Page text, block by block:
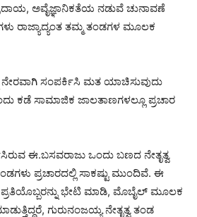
ಅವೈಜ್ಞಾನಿಕತೆಯ ನಡುವೆ ಚುನಾವಣೆ
ತಮ್ಮ ತಂಡಗಳ ಮೂಲಕ
ನೇರವಾಗಿ ಸಂಪರ್ಕಿಸಿ ಮತ ಯಾಚಿಸುವುದು
ಕಡೆ ಸಾಮಾಜಿಕ ಜಾಲತಾಣಗಳಲ್ಲೂ ಪ್ರಚಾರ
ಈ.ಬಸವರಾಜು ಒಂದು ಬಣದ ನೇತೃತ್ವ
ಪ್ರಚಾರದಲ್ಲಿ ಸಾಕಷ್ಟು ಮುಂದಿವೆ. ಈ
ಭೇಟಿ ಮಾಡಿ, ಮೊಬೈಲ್ ಮೂಲಕ
ಗುರುನಂಜಯ್ಯ ನೇತೃತ್ವ ತಂಡ